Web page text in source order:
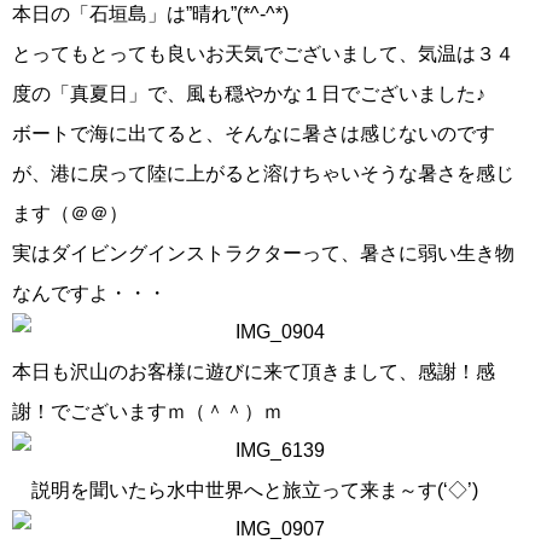
本日の「石垣島」は”晴れ”(*^-^*)
とってもとっても良いお天気でございまして、気温は３４
度の「真夏日」で、風も穏やかな１日でございました♪
ボートで海に出てると、そんなに暑さは感じないのです
が、港に戻って陸に上がると溶けちゃいそうな暑さを感じ
ます（＠＠）
実はダイビングインストラクターって、暑さに弱い生き物
なんですよ・・・
本日も沢山のお客様に遊びに来て頂きまして、感謝！感
謝！でございますｍ（＾＾）ｍ
説明を聞いたら水中世界へと旅立って来ま～す(‘◇’)ゞ